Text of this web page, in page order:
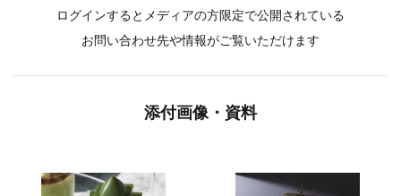
ログインするとメディアの方限定で公開されている
お問い合わせ先や情報がご覧いただけます
添付画像・資料